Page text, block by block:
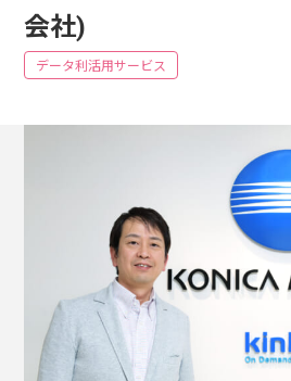
会社)
データ利活用サービス